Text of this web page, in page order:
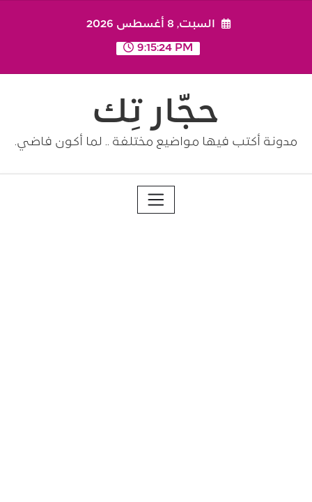
السبت, 8 أغسطس 2026
9:15:24 PM
حجّار تِك
مدونة أكتب فيها مواضيع مختلفة .. لما أكون فاضي.